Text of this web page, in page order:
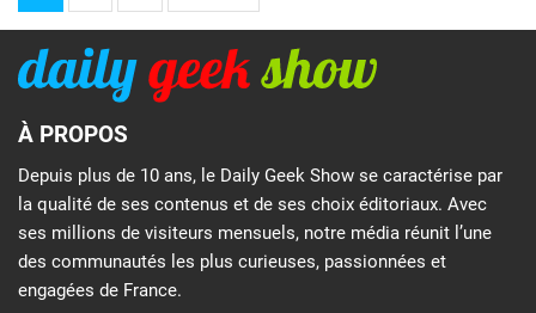
À PROPOS
Depuis plus de 10 ans, le Daily Geek Show se caractérise par
la qualité de ses contenus et de ses choix éditoriaux. Avec
ses millions de visiteurs mensuels, notre média réunit l’une
des communautés les plus curieuses, passionnées et
engagées de France.